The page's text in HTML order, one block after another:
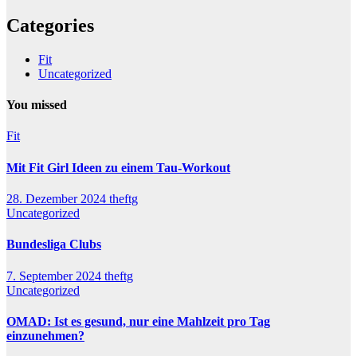
Categories
Fit
Uncategorized
You missed
Fit
Mit Fit Girl Ideen zu einem Tau-Workout
28. Dezember 2024 theftg
Uncategorized
Bundesliga Clubs
7. September 2024 theftg
Uncategorized
OMAD: Ist es gesund, nur eine Mahlzeit pro Tag
einzunehmen?